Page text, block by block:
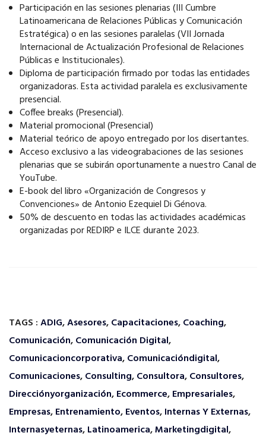
Participación en las sesiones plenarias (III Cumbre
Latinoamericana de Relaciones Públicas y Comunicación
Estratégica) o en las sesiones paralelas (VII Jornada
Internacional de Actualización Profesional de Relaciones
Públicas e Institucionales).
Diploma de participación firmado por todas las entidades
organizadoras. Esta actividad paralela es exclusivamente
presencial.
Coffee breaks (Presencial).
Material promocional (Presencial)
Material teórico de apoyo entregado por los disertantes.
Acceso exclusivo a las videograbaciones de las sesiones
plenarias que se subirán oportunamente a nuestro Canal de
YouTube.
E-book del libro «Organización de Congresos y
Convenciones» de Antonio Ezequiel Di Génova.
50% de descuento en todas las actividades académicas
organizadas por REDIRP e ILCE durante 2023.
TAGS :ADIG,Asesores,Capacitaciones,Coaching,
Comunicación,Comunicación Digital,
Comunicacioncorporativa,Comunicacióndigital,
Comunicaciones,Consulting,Consultora,Consultores,
Direcciónyorganización,Ecommerce,Empresariales,
Empresas,Entrenamiento,Eventos,Internas Y Externas,
Internasyeternas,Latinoamerica,Marketingdigital,